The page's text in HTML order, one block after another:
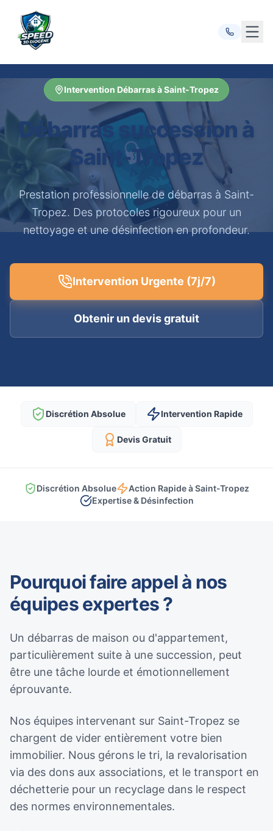
Intervention Débarras à Saint-Tropez
Débarras succession à
Saint-Tropez
Prestation professionnelle de débarras à Saint-
Tropez. Des protocoles rigoureux pour un
nettoyage et une désinfection en profondeur.
Intervention Urgente (7j/7)
Obtenir un devis gratuit
Discrétion Absolue Intervention Rapide
Devis Gratuit
Discrétion Absolue
Action Rapide à Saint-Tropez
Expertise & Désinfection
Pourquoi faire appel à nos
équipes expertes ?
Un débarras de maison ou d'appartement,
particulièrement suite à une succession, peut
être une tâche lourde et émotionnellement
éprouvante.
Nos équipes intervenant sur Saint-Tropez se
chargent de vider entièrement votre bien
immobilier. Nous gérons le tri, la revalorisation
via des dons aux associations, et le transport en
déchetterie pour un recyclage dans le respect
des normes environnementales.